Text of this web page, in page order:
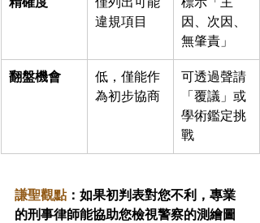
違規項目
因、次因、
無肇責」
翻盤機會
低，僅能作
為初步協商
可透過聲請
「覆議」或
學術鑑定挑
戰
謙聖觀點：如果初判表對您不利，專業
的刑事律師能協助您檢視警察的測繪圖